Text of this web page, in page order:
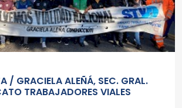
/ GRACIELA ALEÑÁ, SEC. GRAL.
TRABAJADORES VIALES